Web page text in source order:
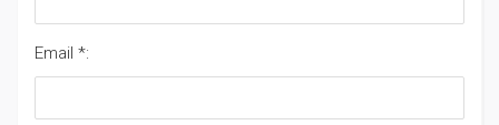
Email *: